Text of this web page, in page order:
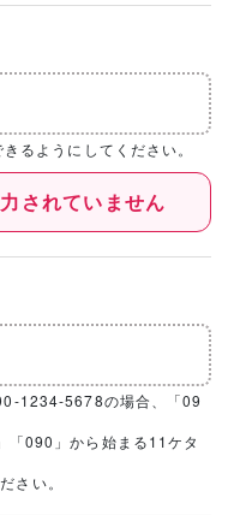
るようにしてください。
されていません
1234-5678の場合、「09
090」から始まる11ケタ
さい。